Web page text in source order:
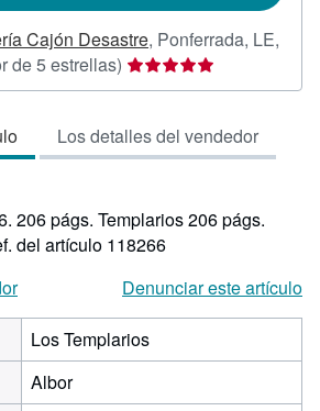
Cajón Desastre, Ponferrada, LE,
de 5 estrellas) Calificación
del
5
de
estrellas
Los detalles del vendedor
206 págs. Templarios 206 págs.
del artículo 118266
Denunciar este artículo
Los Templarios
Albor